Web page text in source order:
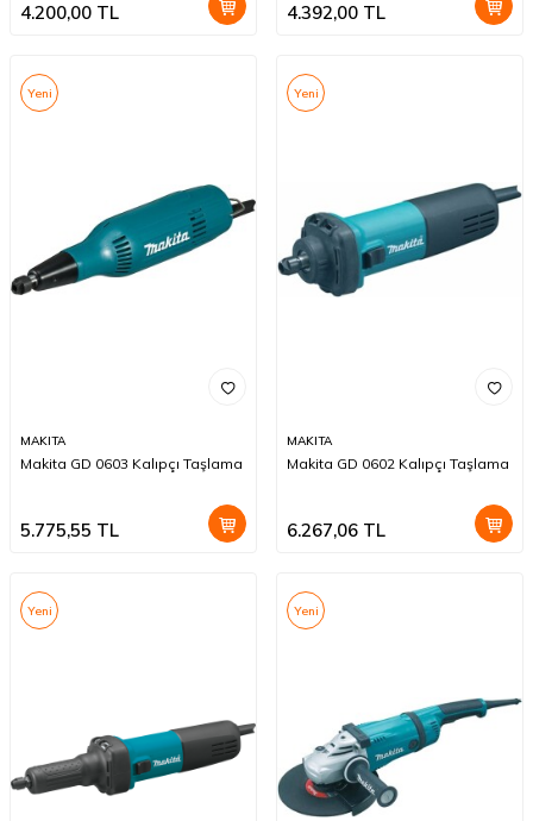
4.200,00 TL 4.392,00 TL
Yeni
MAKITA
Makita GD 0603 Kalıpçı Taşlama
5.775,55 TL
Yeni
MAKITA
Makita GD 0602 Kalıpçı Taşlama
6.267,06 TL
Yeni Yeni